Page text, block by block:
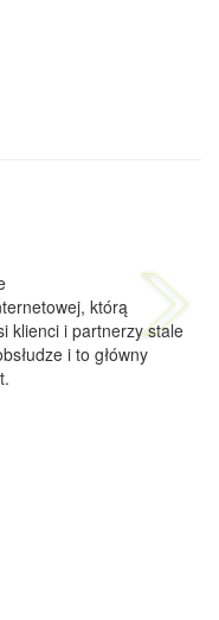
którą
klienci i partnerzy stale
i to główny